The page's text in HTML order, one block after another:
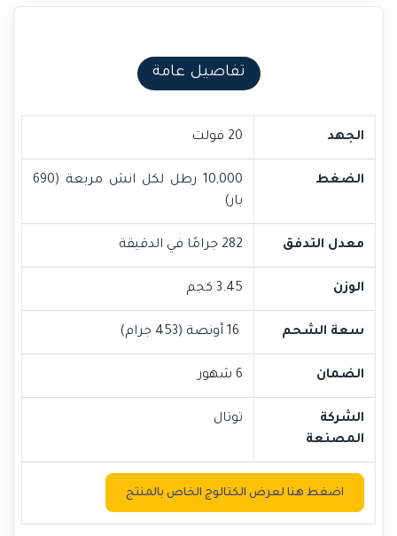
تفاصيل عامة
الجهد 20 فولت
الضغط
10,000 رطل لكل انش مربعة (690
بار)
معدل التدفق 282 جرامًا في الدقيقة
الوزن 3.45 كجم
سعة الشحم
الضمان 6 شهور
الشركة
المصنعة
توتال
اضغط هنا لعرض الكتالوج الخاص بالمنتج